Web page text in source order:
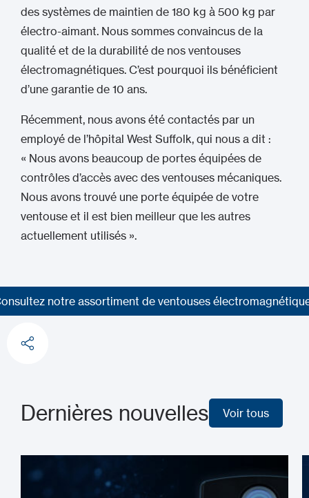
des systèmes de maintien de 180 kg à 500 kg par
électro-aimant. Nous sommes convaincus de la
qualité et de la durabilité de nos ventouses
électromagnétiques. C’est pourquoi ils bénéficient
d’une garantie de 10 ans.
Récemment, nous avons été contactés par un
employé de l’hôpital West Suffolk, qui nous a dit :
« Nous avons beaucoup de portes équipées de
contrôles d’accès avec des ventouses mécaniques.
Nous avons trouvé une porte équipée de votre
ventouse et il est bien meilleur que les autres
actuellement utilisés ».
notre assortiment de ventouses
Dernières nouvelles Voir tous